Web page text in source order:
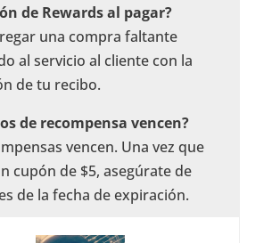
de Rewards al pagar?
una compra faltante
al servicio al cliente con la
de tu recibo.
de recompensa vencen?
vencen. Una vez que
cupón de $5, asegúrate de
de la fecha de expiración.